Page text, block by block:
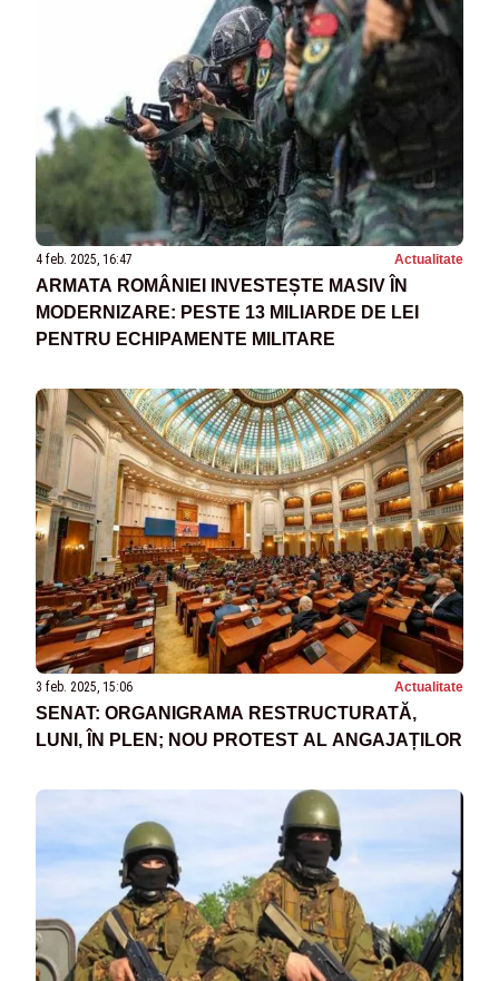
4 feb. 2025, 16:47 Actualitate
ARMATA ROMÂNIEI INVESTEȘTE MASIV ÎN
MODERNIZARE: PESTE 13 MILIARDE DE LEI
PENTRU ECHIPAMENTE MILITARE
3 feb. 2025, 15:06 Actualitate
SENAT: ORGANIGRAMA RESTRUCTURATĂ,
LUNI, ÎN PLEN; NOU PROTEST AL ANGAJAȚILOR